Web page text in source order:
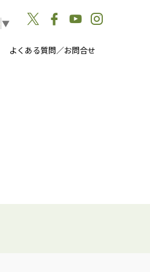
よくある質問／お問合せ
▼